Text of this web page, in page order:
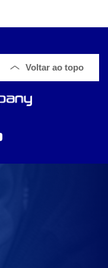
Voltar ao topo